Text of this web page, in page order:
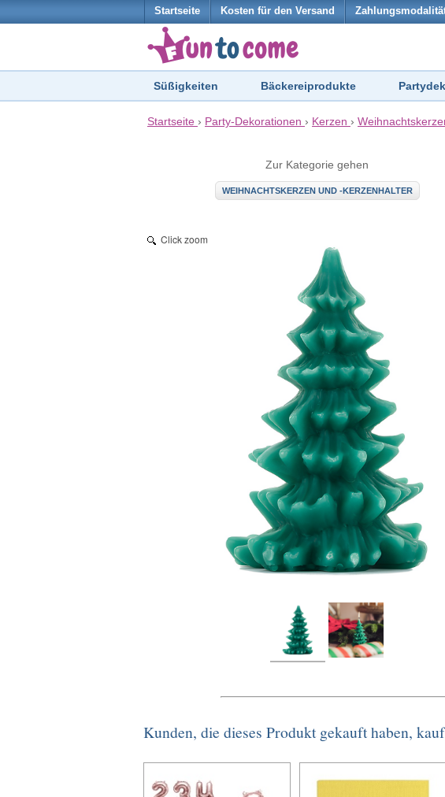
Startseite Kosten für den Versand
Süßigkeiten Bäckereiprodukte
Startseite › Party-Dekorationen › Kerzen ›
Zur Kategorie gehen
WEIHNACHTSKERZEN UND -KERZENHALTER
Click zoom
Kunden, die dieses Produkt gekauft haben,